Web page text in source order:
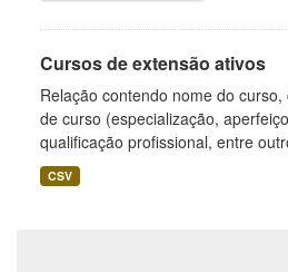
Cursos de extensão ativos
Relação contendo nome do
de curso (especialização,
qualificação profissional, entre
CSV